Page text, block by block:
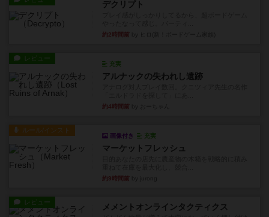
デクリプト
約2時間前
レビュー
充実
アルナックの失われし遺跡
約4時間前
ルール/インスト
画像付き 充実
マーケットフレッシュ
約9時間前
レビュー メメントオンラインタクティクス